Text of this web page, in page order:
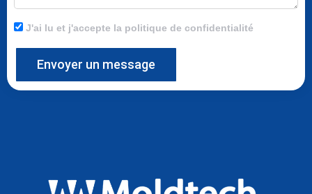
J'ai lu et j'accepte la politique de confidentialité
Envoyer un message